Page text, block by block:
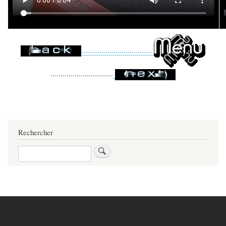
...................................
...............................
Rechercher
Rechercher